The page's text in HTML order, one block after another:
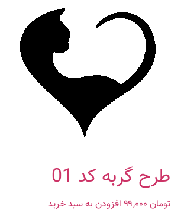
طرح گربه کد 01
تومان افزودن به سبد خرید